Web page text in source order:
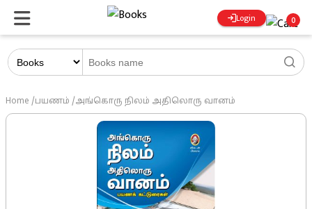
Login 0
Home /பயணம் /அங்கொரு நிலம் அதிலொரு வானம்